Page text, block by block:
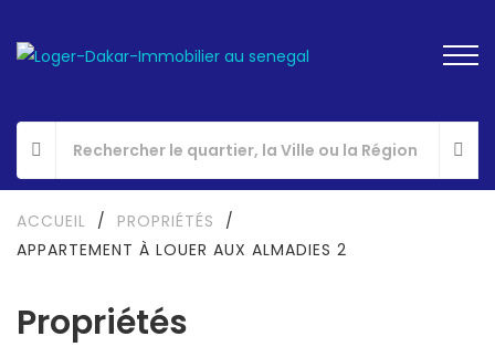
Propriétés
ACCUEIL / PROPRIÉTÉS
/
APPARTEMENT À LOUER AUX ALMADIES 2